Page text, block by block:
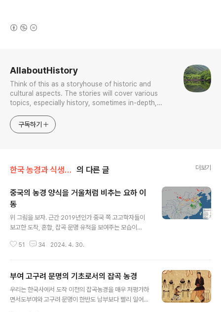
AllaboutHistory
Think of this as a storyhouse of historic and
cultural aspects. The stories will cover various
topics, especially history, sometimes in-depth,
approach will be to resist any common sense or
generalized viewpoint
구독하기
한국 농경과 식생활의 역사 의 다른 글 더보기
중국의 농경 양식을 거울처럼 비추는 요하 이
동
위 그림을 보자. 근간 2019년인가 중국 쪽 고고학자들이
보고한 도작, 혼합, 잡곡 문명 유적을 보여주는 모습이
함께 일어나는 혼합농경 유적지에 해당한다. 요하유역 인
있다. 바로 이 유적들이 산동반도 쪽에서 건너온 혼합 농경
과 도작농경 유적들로서 이 흐름이 한반도로 들어와 평양
인근과 한강 유역 일대에서 북쪽에서 내려와 있던 잡곡 농
51 34 2024. 4. 30.
부여 고구려 문명의 기초로서의 잡곡 농경
우리는 한국사에서 도작 이전의 잡곡농경을 매우 저평가하
면서도부여와 고구려 문명이 한반도 남부보다 빨리 일어났